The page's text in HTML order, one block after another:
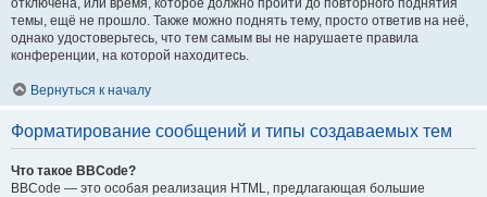
отключена, или время, которое должно пройти до повторного поднятия
темы, ещё не прошло. Также можно поднять тему, просто ответив на неё,
однако удостоверьтесь, что тем самым вы не нарушаете правила
конференции, на которой находитесь.
Вернуться к началу
Форматирование сообщений и типы создаваемых тем
Что такое BBCode?
BBCode — это особая реализация HTML, предлагающая большие